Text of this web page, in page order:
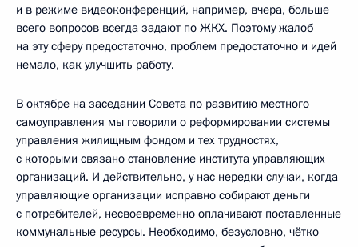
и в режиме видеоконференций, например, вчера, больше
всего вопросов всегда задают по ЖКХ. Поэтому жалоб
на эту сферу предостаточно, проблем предостаточно и идей
немало, как улучшить работу.
В октябре на заседании Совета по развитию местного
самоуправления мы говорили о реформировании системы
управления жилищным фондом и тех трудностях,
с которыми связано становление института управляющих
организаций. И действительно, у нас нередки случаи, когда
управляющие организации исправно собирают деньги
с потребителей, несвоевременно оплачивают поставленные
коммунальные ресурсы. Необходимо, безусловно, чётко